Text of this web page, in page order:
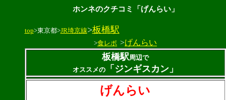
ホンネのクチコミ「げんらい」
top>東京都>JR埼京線>板橋駅
>食レポ >げんらい
板橋駅周辺で
オススメの
「ジンギスカン」
げんらい